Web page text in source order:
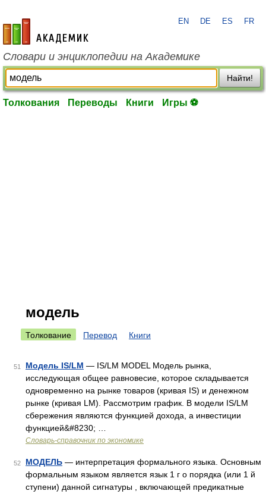
academic.ru
EN DE ES FR
Словари и энциклопедии на Академике
Найти!
Толкования Переводы Книги Игры ⚽
модель
Толкование Перевод Книги
51 Модель IS/LM — IS/LM MODEL Модель рынка,
исследующая общее равновесие, которое складывается
одновременно на рынке товаров (кривая IS) и денежном
рынке (кривая LM). Рассмотрим график. В модели IS/LM
сбережения являются функцией дохода, а инвестиции
функцией&#8230; …
Словарь-справочник по экономике
52 МОДЕЛЬ — интерпретация формального языка. Основным
формальным языком является язык 1 г о порядка (или 1 й
ступени) данной сигнатуры , включающей предикатные